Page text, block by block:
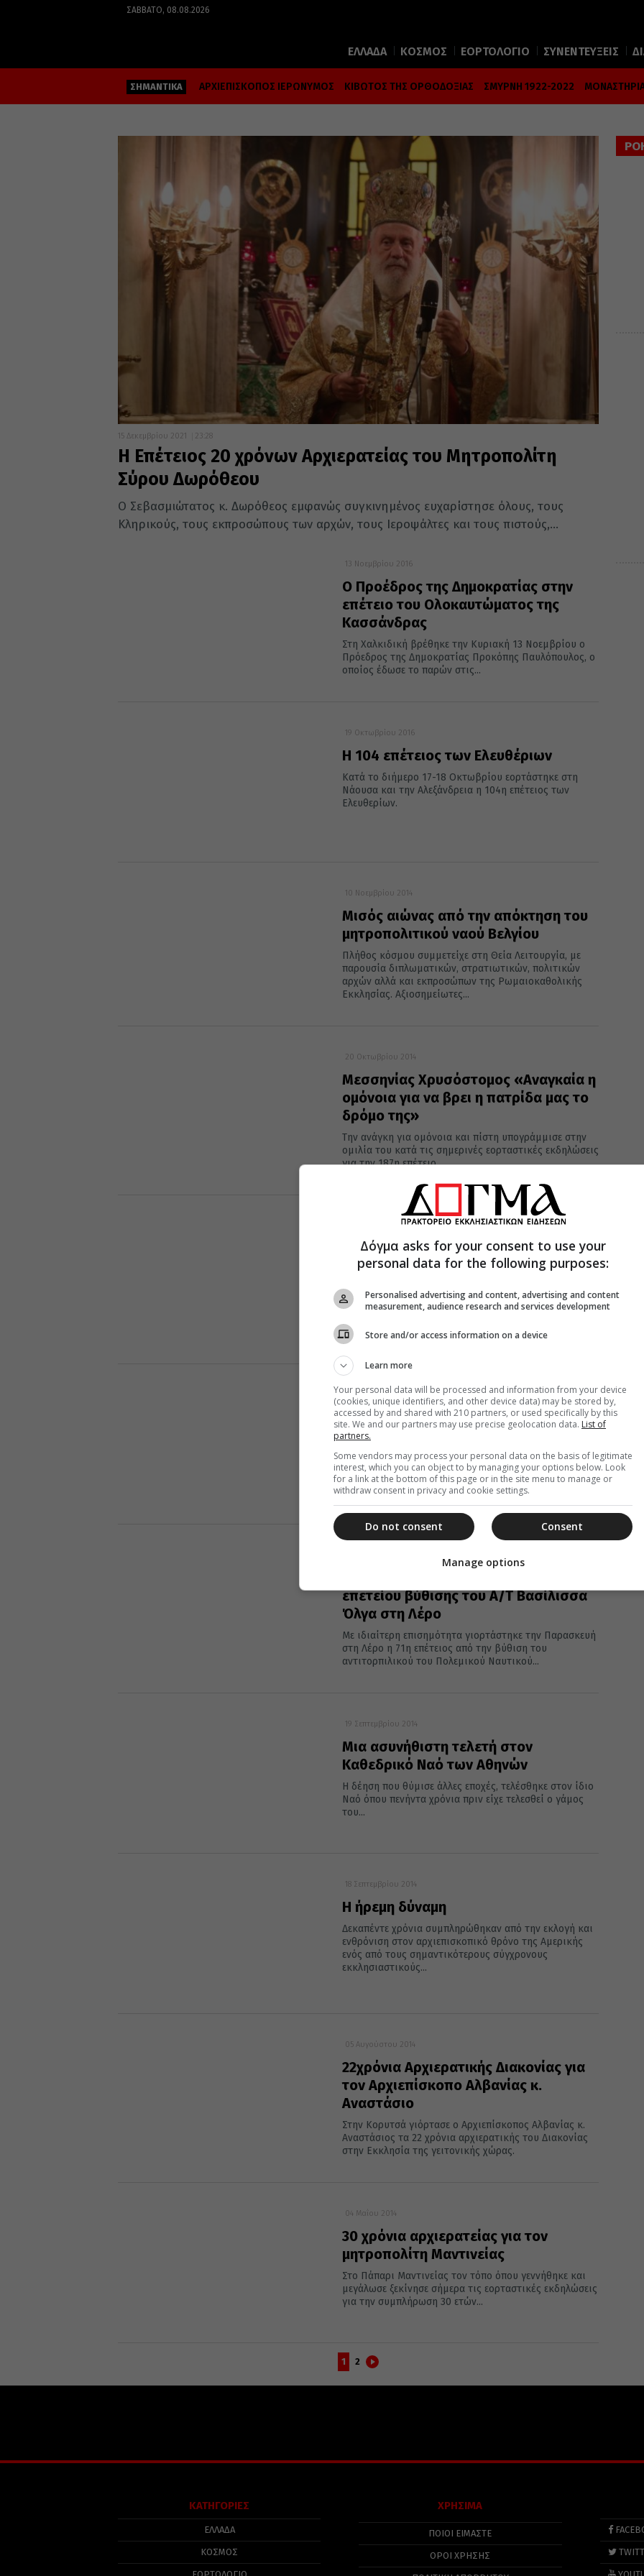
ΣΆΒΒΑΤΟ, 08.08.2026
ΕΛΛΑΔΑ ΚΟΣΜΟΣ ΕΟΡΤΟΛΟΓΙΟ ΣΥΝΕΝΤΕΥΞΕΙΣ
ΣΗΜΑΝΤΙΚΑ ΑΡΧΙΕΠΙΣΚΟΠΟΣ ΙΕΡΩΝΥΜΟΣ ΚΙΒΩΤΟΣ ΤΗΣ ΟΡΘΟΔΟΞΙΑΣ ΣΜΥΡΝΗ 1922-2022
15 Δεκεμβρίου 2021 23:28
Η Επέτειος 20 χρόνων Αρχιερατείας του Μητροπολίτη
Σύρου Δωρόθεου
Ο Σεβασμιώτατος κ. Δωρόθεος εμφανώς συγκινημένος ευχαρίστησε όλους, τους
Κληρικούς, τους εκπροσώπους των αρχών, τους Ιεροψάλτες και τους πιστούς,...
13 Νοεμβρίου 2016
Ο Προέδρος της Δημοκρατίας στην
επέτειο του Ολοκαυτώματος της
Κασσάνδρας
Στη Χαλκιδική βρέθηκε την Κυριακή 13 Νοεμβρίου ο
Πρόεδρος της Δημοκρατίας Προκόπης Παυλόπουλος, ο
οποίος έδωσε το παρών στις...
19 Οκτωβρίου 2016
Η 104 επέτειος των Ελευθέριων
Κατά το διήμερο 17-18 Οκτωβρίου εορτάστηκε στη
Νάουσα και την Αλεξάνδρεια η 104η επέτειος των
Ελευθερίων.
10 Νοεμβρίου 2014
Μισός αιώνας από την απόκτηση του
μητροπολιτικού ναού Βελγίου
Πλήθος κόσμου συμμετείχε στη Θεία Λειτουργία, με
παρουσία διπλωματικών, στρατιωτικών, πολιτικών
αρχών αλλά και εκπροσώπων της Ρωμαιοκαθολικής
Εκκλησίας. Αξιοσημείωτες...
20 Οκτωβρίου 2014
Μεσσηνίας Χρυσόστομος «Αναγκαία η
ομόνοια για να βρει η πατρίδα μας το
δρόμο της»
Την ανάγκη για ομόνοια και πίστη υπογράμμισε στην
ομιλία του κατά τις σημερινές εορταστικές εκδηλώσεις
για την 187η επέτειο...
06 Οκτωβρίου 2014
Αρχιερατική θεία λειτουργία για την
επέτειο εύρεσης της εικόνας Παναγίας
Έλωνας
Την όγδοη επέτειο από την εύρεση της θαυματουργού
ομώνυμη μονή της...
04 Οκτωβρίου 2014
Ενας χρόνος χωρίς τον γέροντα της
Αγάπης
Έχει παρέλθει ένας χρόνος από την ημέρα που ο
μακαριστός Γέροντας Χρυσόστομος, ο Ηγούμενος της
Ιεράς Μονής Εσφιγμένου του...
επετείου βύθισης του Α/Τ Βασίλισσα
Όλγα στη Λέρο
Με ιδιαίτερη επισημότητα γιορτάστηκε την Παρασκευή
στη Λέρο η 71η επέτειος από την βύθιση του
αντιτορπιλικού του Πολεμικού Ναυτικού...
19 Σεπτεμβρίου 2014
Μια ασυνήθιστη τελετή στον
Καθεδρικό Ναό των Αθηνών
Η δέηση που θύμισε άλλες εποχές, τελέσθηκε στον ίδιο
Ναό όπου πενήντα χρόνια πριν είχε τελεσθεί ο γάμος
του...
18 Σεπτεμβρίου 2014
Η ήρεμη δύναμη
Δεκαπέντε χρόνια συμπληρώθηκαν από την εκλογή και
ενθρόνιση στον αρχιεπισκοπικό θρόνο της Αμερικής
ενός από τους σημαντικότερους σύγχρονους
εκκλησιαστικούς...
05 Αυγούστου 2014
22χρόνια Αρχιερατικής Διακονίας για
τον Αρχιεπίσκοπο Αλβανίας κ.
Αναστάσιο
Στην Κορυτσά γιόρτασε ο Αρχιεπίσκοπος Αλβανίας κ.
Αναστάσιος τα 22 χρόνια αρχιερατικής του Διακονίας
στην Εκκλησία της γειτονικής χώρας.
04 Μαΐου 2014
30 χρόνια αρχιερατείας για τον
μητροπολίτη Μαντινείας
Στο Πάπαρι Μαντινείας τον τόπο όπου γεννήθηκε και
μεγάλωσε ξεκίνησε σήμερα τις εορταστικές εκδηλώσεις
για την συμπλήρωση 30 ετών...
1 2
ΚΑΤΗΓΟΡΙΕΣ
ΕΛΛΑΔΑ
ΚΟΣΜΟΣ
ΧΡΗΣΙΜΑ
ΠΟΙΟΙ ΕΙΜΑΣΤΕ
ΟΡΟΙ ΧΡΗΣΗΣ
Δόγμα asks for your consent to use your
personal data for the following purposes:
Personalised advertising and content, advertising and content
measurement, audience research and services development
Store and/or access information on a device
Learn more
Your personal data will be processed and information from your device
(cookies, unique identifiers, and other device data) may be stored by,
accessed by and shared with 210 partners, or used specifically by this
site. We and our partners may use precise geolocation data. List of
partners.
Some vendors may process your personal data on the basis of legitimate
interest, which you can object to by managing your options below. Look
for a link at the bottom of this page or in the site menu to manage or
withdraw consent in privacy and cookie settings.
Consent
Do not consent
Manage options